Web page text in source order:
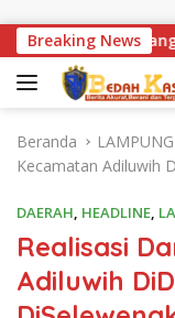
Breaking News
1 Basarang di
Beranda LAMPUNG
Kecamatan Adiluwih
DAERAH, HEADLINE,
Realisasi
Adiluwih